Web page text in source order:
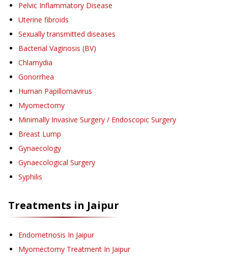
Pelvic Inflammatory Disease
Uterine fibroids
Sexually transmitted diseases
Bacterial Vaginosis (BV)
Chlamydia
Gonorrhea
Human Papillomavirus
Myomectomy
Minimally Invasive Surgery / Endoscopic Surgery
Breast Lump
Gynaecology
Gynaecological Surgery
Syphilis
Treatments in Jaipur
Endometriosis In Jaipur
Myomectomy Treatment In Jaipur